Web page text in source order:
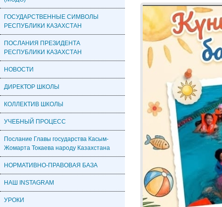
ГОСУДАРСТВЕННЫЕ СИМВОЛЫ
РЕСПУБЛИКИ КАЗАХСТАН
ПОСЛАНИЯ ПРЕЗИДЕНТА
РЕСПУБЛИКИ КАЗАХСТАН
НОВОСТИ
ДИРЕКТОР ШКОЛЫ
КОЛЛЕКТИВ ШКОЛЫ
УЧЕБНЫЙ ПРОЦЕСС
Послание Главы государства Касым-
Жомарта Токаева народу Казахстана
НОРМАТИВНО-ПРАВОВАЯ БАЗА
НАШ INSTAGRAM
УРОКИ